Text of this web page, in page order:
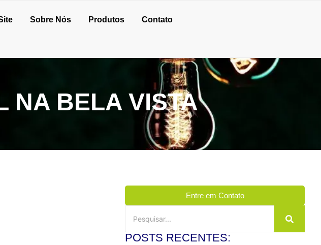
Sobre Nós Produtos Contato
NA BELA VISTA
Entre em Contato
POSTS RECENTES: